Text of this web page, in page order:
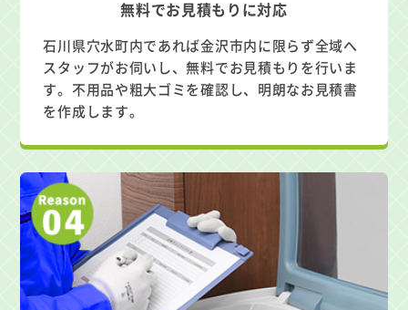
無料でお見積もりに対応
石川県穴水町内であれば金沢市内に限らず全域へ
スタッフがお伺いし、無料でお見積もりを行いま
す。不用品や粗大ゴミを確認し、明朗なお見積書
を作成します。